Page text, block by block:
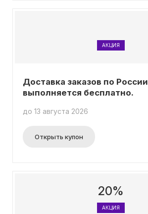
АКЦИЯ
Доставка заказов по России
выполняется бесплатно.
до 13 августа 2026
Открыть купон
20%
АКЦИЯ